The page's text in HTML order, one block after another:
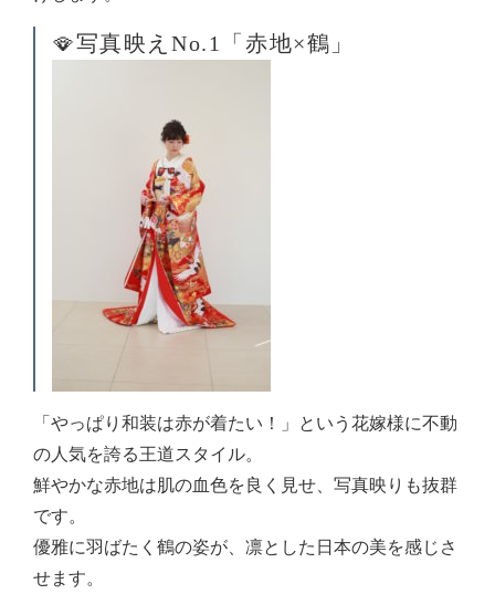
🪭写真映えNo.1「赤地×鶴」
「やっぱり和装は赤が着たい！」という花嫁様に不動
の人気を誇る王道スタイル。
鮮やかな赤地は肌の血色を良く見せ、写真映りも抜群
です。
優雅に羽ばたく鶴の姿が、凛とした日本の美を感じさ
せます。